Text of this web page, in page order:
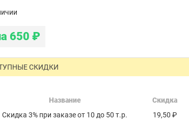
650 ₽
СКИДКИ
Название Скидка
Скидка 3% при заказе от 10 до 50 т.р.
19,50 ₽
оплаты:
Корона, Юнистрим и пр.
мы отправим вместе с
в электронном письме.
компаниями: